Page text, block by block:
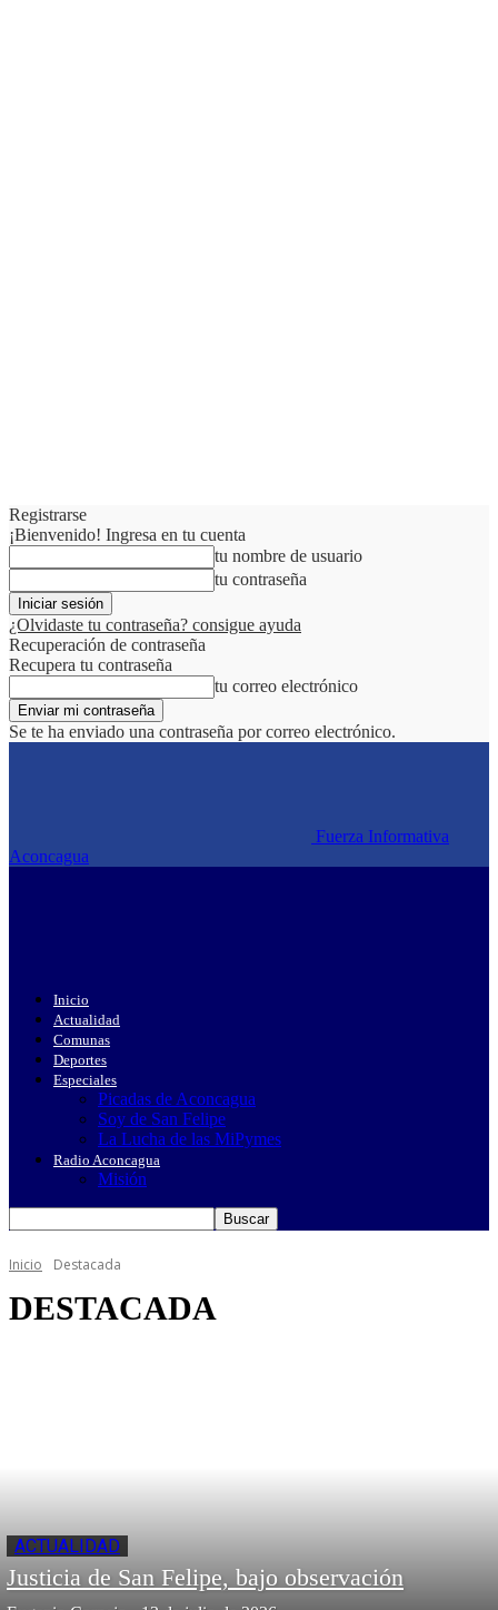
Registrarse
¡Bienvenido! Ingresa en tu cuenta
tu nombre de usuario
tu contraseña
¿Olvidaste tu contraseña? consigue ayuda
Recuperación de contraseña
Recupera tu contraseña
tu correo electrónico
Se te ha enviado una contraseña por correo electrónico.
Fuerza Informativa
Aconcagua
Inicio
Actualidad
Comunas
Deportes
Especiales
Picadas de Aconcagua
Soy de San Felipe
La Lucha de las MiPymes
Radio Aconcagua
Misión
Inicio Destacada
DESTACADA
ACTUALIDAD
Justicia de San Felipe, bajo observación